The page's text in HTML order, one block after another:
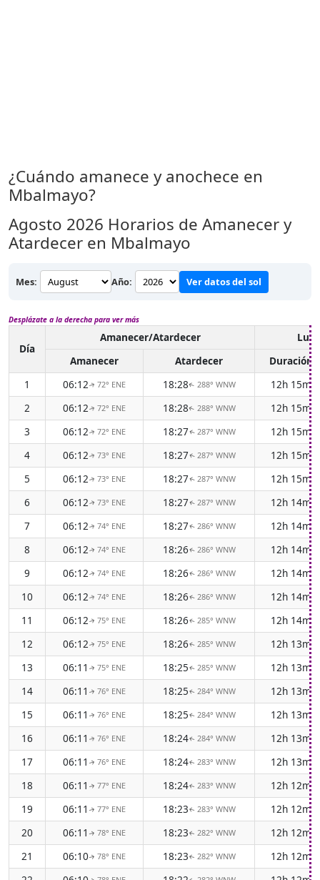
¿Cuándo amanece y anochece en
Mbalmayo?
Agosto 2026 Horarios de Amanecer y
Atardecer en Mbalmayo
Mes: Año: Ver datos del sol
Desplázate a la derecha para ver más
Día
Amanecer/Atardecer
Luz
Amanecer
Atardecer
Duración
1
06:12↑72° ENE 18:28↑ 288° WNW
12h 15m
2
06:12↑72° ENE 18:28↑ 288° WNW
12h 15m
3
06:12↑72° ENE 18:27↑ 287° WNW
12h 15m
4
06:12↑73° ENE 18:27↑ 287° WNW
12h 15m
5
06:12↑73° ENE 18:27↑ 287° WNW
12h 15m
6
06:12↑73° ENE 18:27↑ 287° WNW
12h 14m
7
06:12↑ 74° ENE 18:27↑ 286° WNW
12h 14m
8
06:12↑ 74° ENE 18:26↑ 286° WNW
12h 14m
9
06:12↑ 74° ENE 18:26↑ 286° WNW
12h 14m
10
06:12↑ 74° ENE 18:26↑ 286° WNW
12h 14m
11
06:12↑ 75° ENE 18:26↑ 285° WNW
12h 14m
12
06:12↑ 75° ENE 18:26↑ 285° WNW
12h 13m
13
06:11 ↑ 75° ENE 18:25↑ 285° WNW
12h 13m
14
06:11 ↑ 76° ENE 18:25↑ 284° WNW
12h 13m
15
06:11 ↑ 76° ENE 18:25↑ 284° WNW
12h 13m
16
06:11 ↑ 76° ENE 18:24↑ 284° WNW
12h 13m
17
06:11 ↑ 76° ENE 18:24↑ 283° WNW
12h 13m
18
06:11 ↑ 77° ENE 18:24↑ 283° WNW
12h 12m
19
06:11 ↑ 77° ENE 18:23↑ 283° WNW
12h 12m
20
06:11 ↑ 78° ENE 18:23↑ 282° WNW
12h 12m
21
06:10↑ 78° ENE 18:23↑ 282° WNW
12h 12m